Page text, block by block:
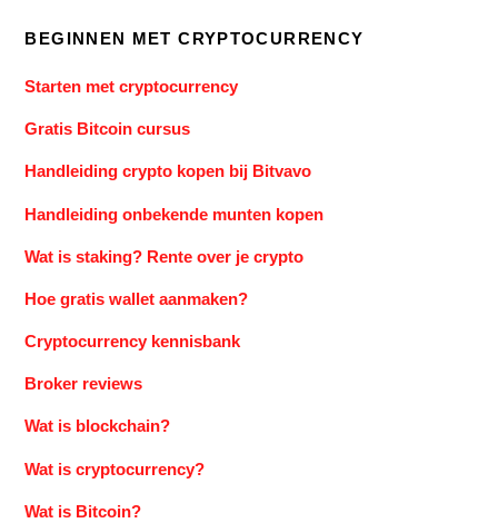
BEGINNEN MET CRYPTOCURRENCY
Starten met cryptocurrency
Gratis Bitcoin cursus
Handleiding crypto kopen bij Bitvavo
Handleiding onbekende munten kopen
Wat is staking? Rente over je crypto
Hoe gratis wallet aanmaken?
Cryptocurrency kennisbank
Broker reviews
Wat is blockchain?
Wat is cryptocurrency?
Wat is Bitcoin?